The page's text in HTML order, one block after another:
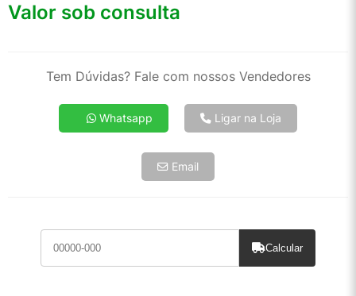
Valor sob consulta
Tem Dúvidas? Fale com nossos Vendedores
Whatsapp Ligar na Loja
Email
Calcular